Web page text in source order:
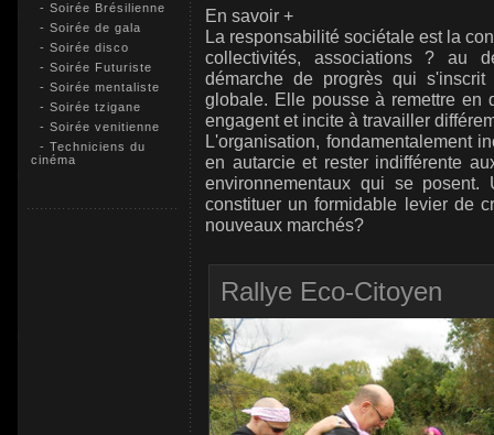
- Soirée Brésilienne
- Soirée de gala
- Soirée disco
- Soirée Futuriste
- Soirée mentaliste
- Soirée tzigane
- Soirée venitienne
- Techniciens du
cinéma
En savoir +
La responsabilité sociétale est la
collectivités, associations ? au
démarche de progrès qui
globale. Elle pousse à remettre en
engagent et incite à travailler
L'organisation, fondamentalement
en autarcie et rester indifférente
environnementaux qui se
constituer un formidable levier de
nouveaux marchés?
Rallye Eco-Citoyen